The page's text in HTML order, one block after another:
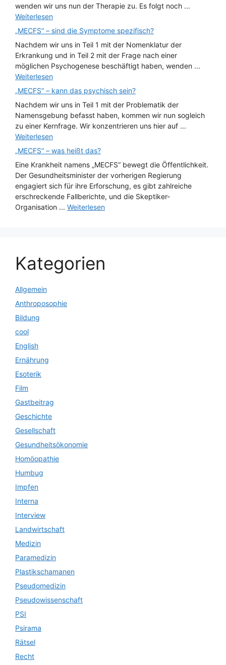
wenden wir uns nun der Therapie zu. Es folgt noch ...
Weiterlesen
„MECFS“ – sind die Symptome spezifisch?
Nachdem wir uns in Teil 1 mit der Nomenklatur der
Erkrankung und in Teil 2 mit der Frage nach einer
möglichen Psychogenese beschäftigt haben, wenden ...
Weiterlesen
„MECFS“ – kann das psychisch sein?
Nachdem wir uns in Teil 1 mit der Problematik der
Namensgebung befasst haben, kommen wir nun sogleich
zu einer Kernfrage. Wir konzentrieren uns hier auf ...
Weiterlesen
„MECFS“ – was heißt das?
Eine Krankheit namens „MECFS“ bewegt die Öffentlichkeit.
Der Gesundheitsminister der vorherigen Regierung
engagiert sich für ihre Erforschung, es gibt zahlreiche
erschreckende Fallberichte, und die Skeptiker-
Organisation ... Weiterlesen
Kategorien
Allgemein
Anthroposophie
Bildung
cool
English
Ernährung
Esoterik
Film
Gastbeitrag
Geschichte
Gesellschaft
Gesundheitsökonomie
Homöopathie
Humbug
Impfen
Interna
Interview
Landwirtschaft
Medizin
Paramedizin
Plastikschamanen
Pseudomedizin
Pseudowissenschaft
PSI
Psirama
Rätsel
Recht